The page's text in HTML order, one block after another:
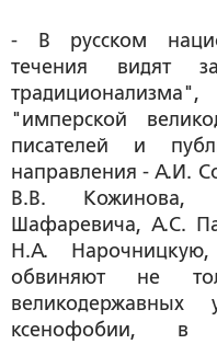
- В русском
течения видят
"имперской
писателей и
направления - А.И.
В.В. Кожинова,
Шафаревича, А.С.
Н.А.
обвиняют не
ксенофобии,